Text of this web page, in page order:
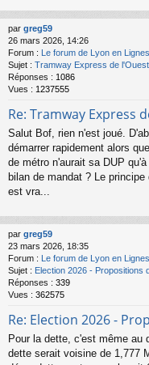
par greg59
26 mars 2026, 14:26
Forum : Le forum de Lyon en Lignes
Sujet : Tramway Express de
Réponses : 1086
Vues : 1237555
Re: Tramway Express
Salut Bof, rien n'est joué.
démarrer rapidement alors
de métro n'aurait sa DUP
bilan de mandat ? Le
est vra...
par greg59
23 mars 2026, 18:35
Forum : Le forum de Lyon en Lignes
Sujet : Election 2026 - Propositions
Réponses : 339
Vues : 362575
Re: Election 2026 -
Pour la dette, c'est même au
dette serait voisine de 1,777